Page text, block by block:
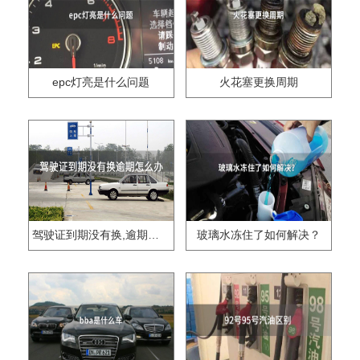
epc灯亮是什么问题 火花塞更换周期
驾驶证到期没有换,逾期怎么办?? 玻璃水冻住了如何解决？